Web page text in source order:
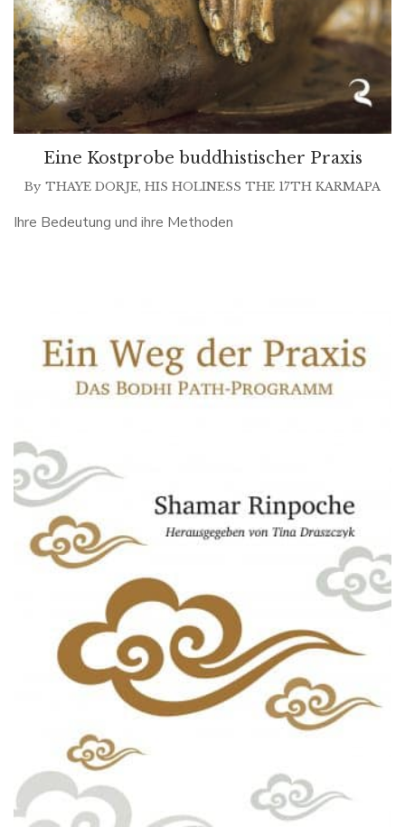
Eine Kostprobe buddhistischer Praxis
By THAYE DORJE, HIS HOLINESS THE 17TH KARMAPA
Ihre Bedeutung und ihre Methoden